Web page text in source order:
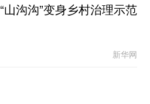
“山沟沟”变身乡村治理示范
新华网